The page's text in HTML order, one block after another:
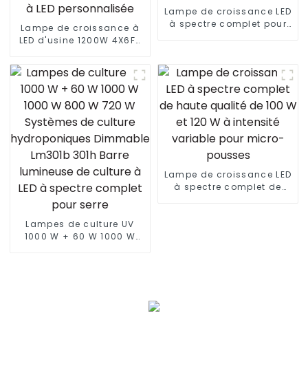
Lampe de croissance à
LED d'usine 1200W 4X6FT
croissance à LED barre
de lumière de croissance
à LED personnalisée
Lampe de croissance LED
à spectre complet pour
légumes
Lampes de culture UV
1000 W + 60 W 1000 W
Lampe de croissance LED
à spectre complet de